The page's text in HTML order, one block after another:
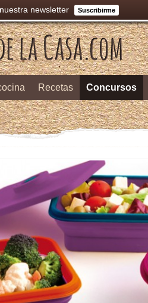
newsletter Suscribirme
Recetas Concursos